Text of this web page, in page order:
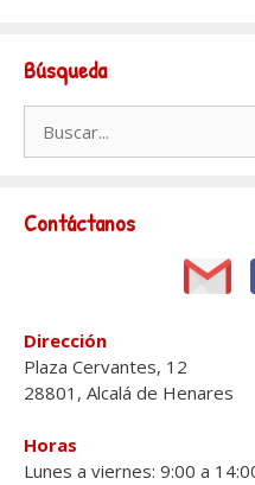
Búsqueda
Contáctanos
Dirección
Plaza Cervantes, 12
28801, Alcalá de Henares
Horas
Lunes a viernes: 9:00 a